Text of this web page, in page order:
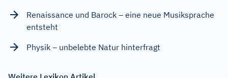
Renaissance und Barock – eine neue Musiksprache
entsteht
Physik – unbelebte Natur hinterfragt